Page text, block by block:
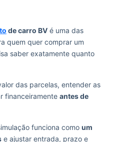
de carro BV é uma das
quem quer comprar um
saber exatamente quanto
das parcelas, entender as
financeiramente antes de
funciona como um
e ajustar entrada, prazo e